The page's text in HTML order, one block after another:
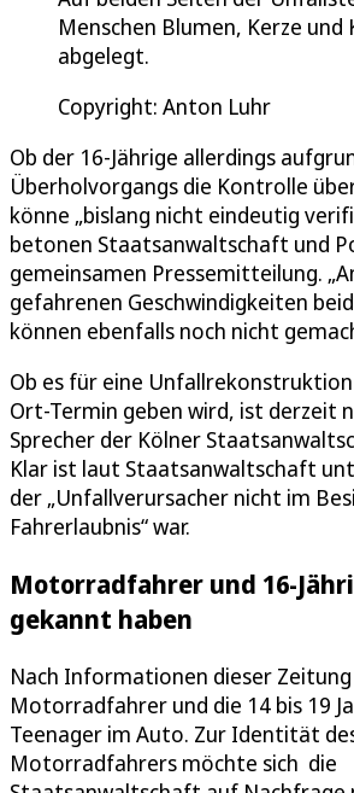
Menschen Blumen, Kerze und
abgelegt.
Copyright: Anton Luhr
Ob der 16-Jährige allerdings
Überholvorgangs die Kontrolle
könne „bislang nicht eindeutig
betonen Staatsanwaltschaft und
gemeinsamen Pressemitteilung.
gefahrenen Geschwindigkeiten
können ebenfalls noch nicht
Ob es für eine
Ort-Termin geben wird, ist derzeit
Sprecher der Kölner
Klar ist laut Staatsanwaltschaft
der „Unfallverursacher nicht im
Fahrerlaubnis“ war.
Motorradfahrer und 16-
gekannt haben
Nach Informationen dieser
Motorradfahrer und die 14 bis 19
Teenager im Auto. Zur Identität
Motorradfahrers möchte sich die